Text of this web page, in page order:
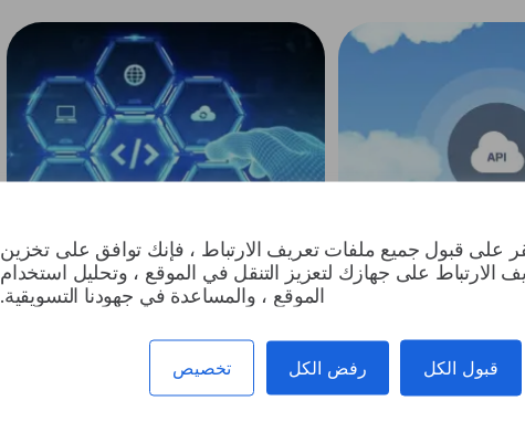
على قبول جميع ملفات تعريف الارتباط ، فإنك توافق على تخزين
الارتباط على جهازك لتعزيز التنقل في الموقع ، وتحليل استخدام
الموقع ، والمساعدة في جهودنا التسويقية.
قبول الكل رفض الكل تخصيص
وآمنة مقابل
وWindows وMac للترجمة عبر